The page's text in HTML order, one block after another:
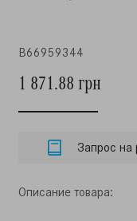
B66959344
1 871.88 грн
Запрос на
Описание товара: